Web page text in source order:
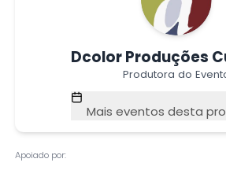
Dcolor Produções
Produtora do
Mais eventos desta
Apoiado por: